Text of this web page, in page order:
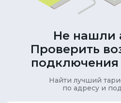
Не нашли
Проверить
подключения
Найти лучший
по адресу и